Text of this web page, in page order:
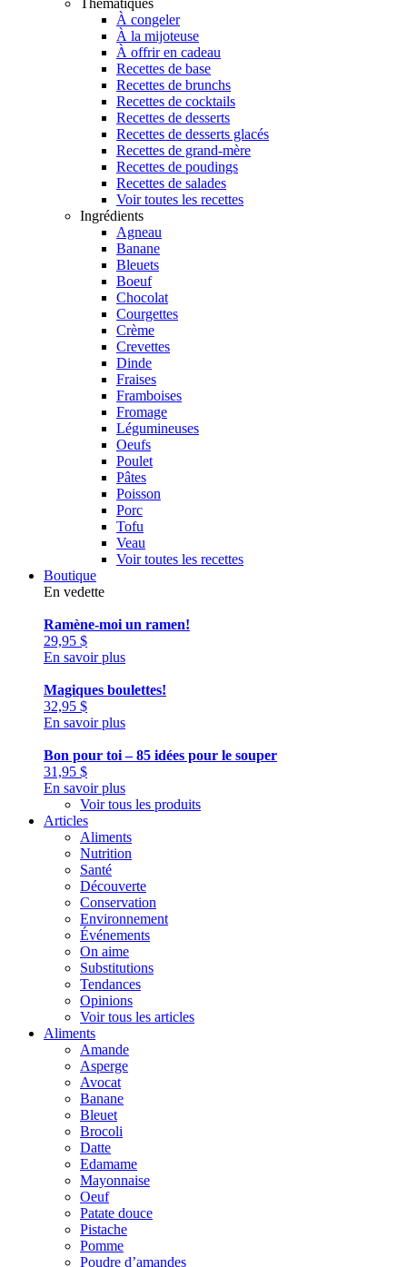
Thématiques
À congeler
À la mijoteuse
À offrir en cadeau
Recettes de base
Recettes de brunchs
Recettes de cocktails
Recettes de desserts
Recettes de desserts glacés
Recettes de grand-mère
Recettes de poudings
Recettes de salades
Voir toutes les recettes
Ingrédients
Agneau
Banane
Bleuets
Boeuf
Chocolat
Courgettes
Crème
Crevettes
Dinde
Fraises
Framboises
Fromage
Légumineuses
Oeufs
Poulet
Pâtes
Poisson
Porc
Tofu
Veau
Voir toutes les recettes
Boutique
En vedette
Ramène-moi un ramen!
29,95 $
En savoir plus
Magiques boulettes!
32,95 $
En savoir plus
Bon pour toi – 85 idées pour le souper
31,95 $
En savoir plus
Voir tous les produits
Articles
Aliments
Nutrition
Santé
Découverte
Conservation
Environnement
Événements
On aime
Substitutions
Tendances
Opinions
Voir tous les articles
Aliments
Amande
Asperge
Avocat
Banane
Bleuet
Brocoli
Datte
Edamame
Mayonnaise
Oeuf
Patate douce
Pistache
Pomme
Poudre d’amandes